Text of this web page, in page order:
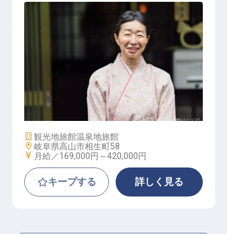
サービススタッフ / 契約社員
施設業態
観光地旅館温泉地旅館
勤務地
岐阜県高山市相生町58
給与
月給／169,000円～420,000円
キープする 詳しく見る